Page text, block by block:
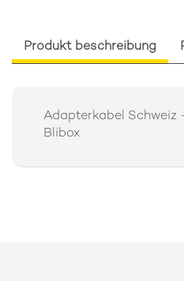
Produkt beschreibung
Adapterkabel Schweiz
Blibox